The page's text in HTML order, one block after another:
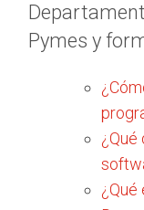
Pymes y
¿Qué
¿Qué